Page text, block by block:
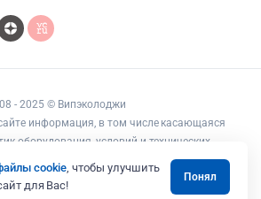
- 2025 © Випэколоджи
информация, в том числе касающаяся
оборудования, условий и технических
наличия на складе, стоимости товаров и
характер и ни при каких условиях не
cookie, чтобы улучшить
для Вас!
Понял